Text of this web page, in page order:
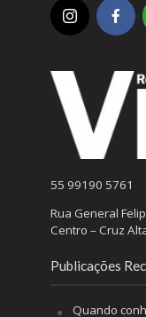
55 99190 5761
Rua General
Centro – Cruz
Publicações
Quando